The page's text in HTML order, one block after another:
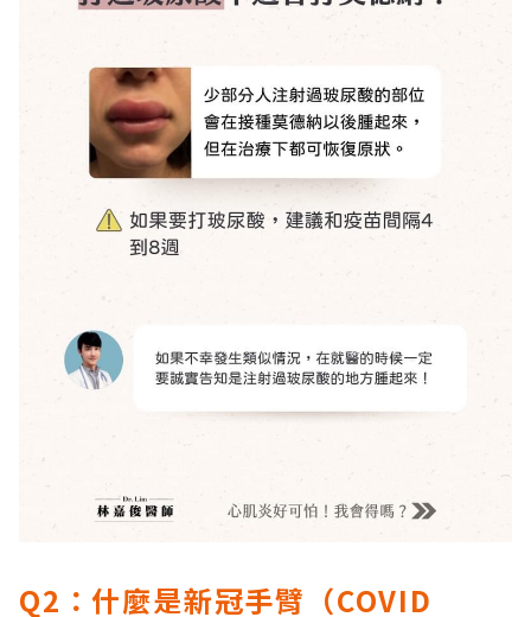
Q2：什麼是新冠手臂（COVID